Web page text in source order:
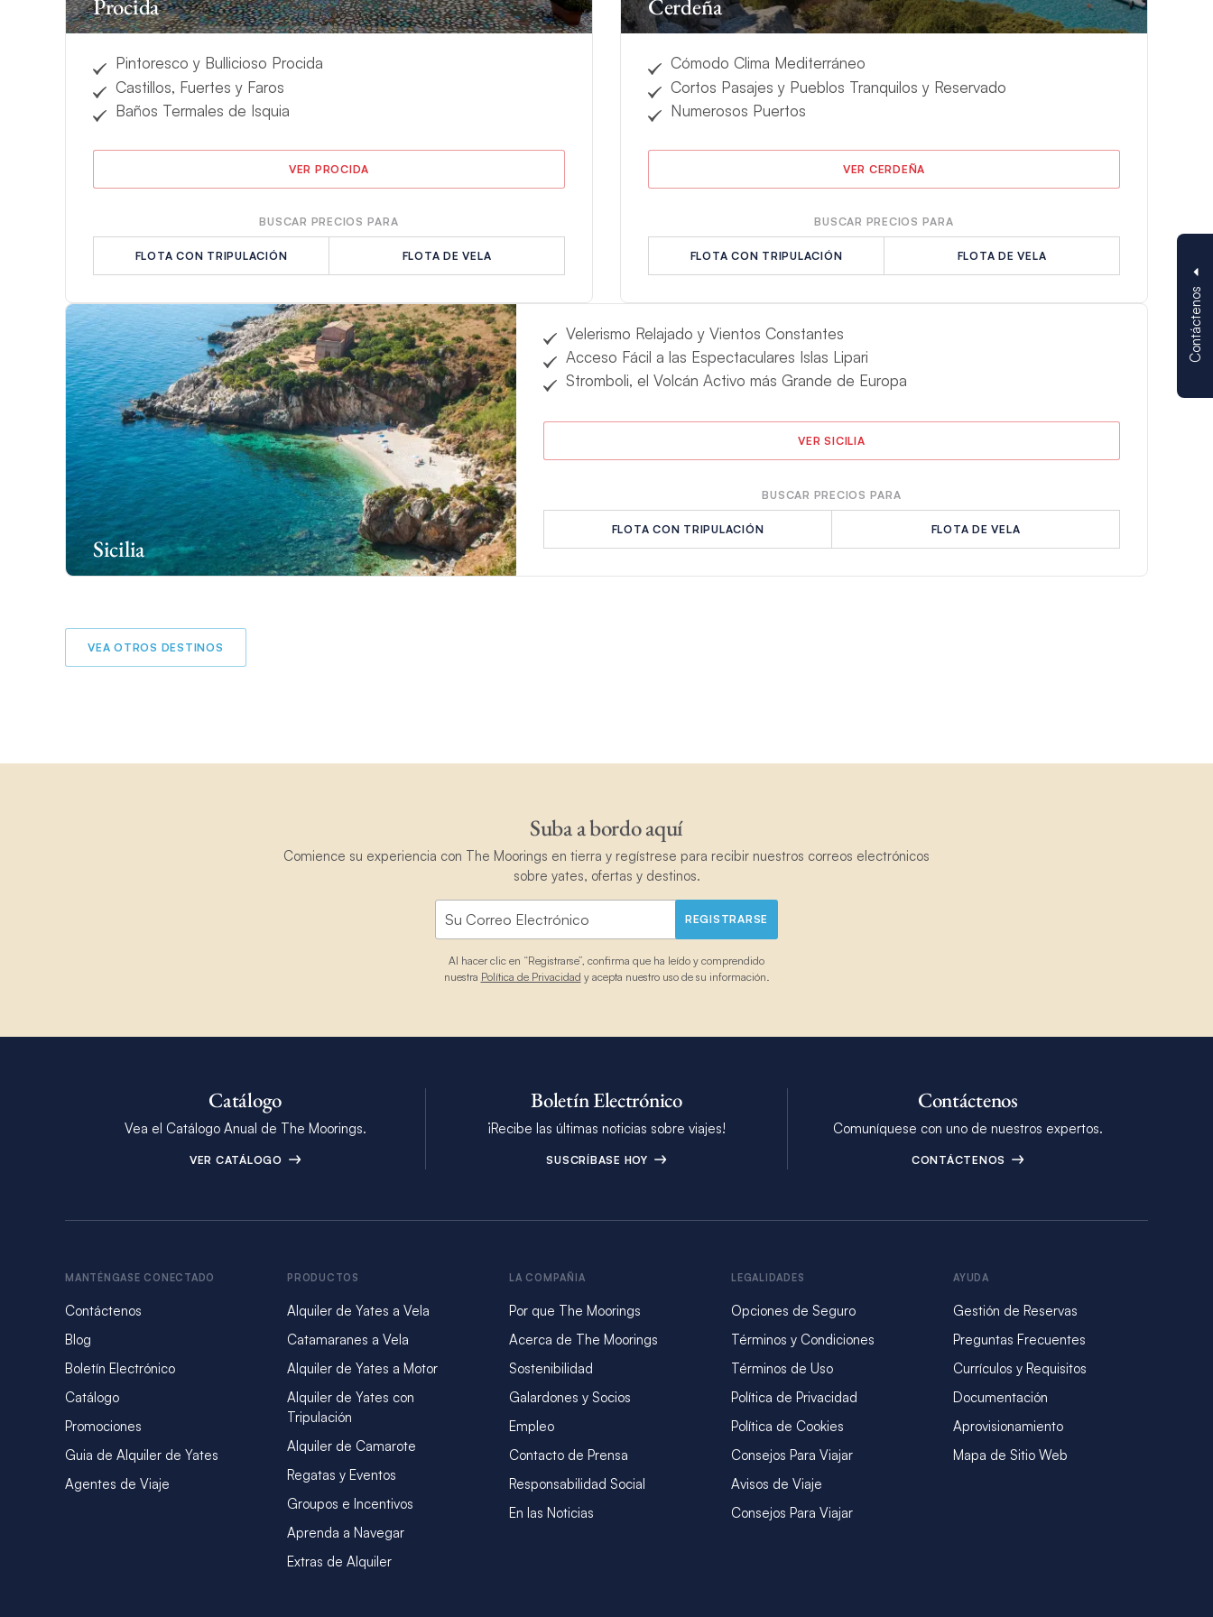
Contáctenos
Procida
Pintoresco y Bullicioso Procida
Castillos, Fuertes y Faros
Baños Termales de Isquia
VER PROCIDA
BUSCAR PRECIOS PARA
FLOTA CON TRIPULACIÓN FLOTA DE VELA
Cerdeña
Cómodo Clima Mediterráneo
Cortos Pasajes y Pueblos Tranquilos y Reservado
Numerosos Puertos
VER CERDEÑA
BUSCAR PRECIOS PARA
FLOTA CON TRIPULACIÓN FLOTA DE VELA
Sicilia
Velerismo Relajado y Vientos Constantes
Acceso Fácil a las Espectaculares Islas Lipari
Stromboli, el Volcán Activo más Grande de Europa
VER SICILIA
BUSCAR PRECIOS PARA
FLOTA CON TRIPULACIÓN FLOTA DE VELA
VEA OTROS DESTINOS
Suba a bordo aquí
Comience su experiencia con The Moorings en tierra y regístrese para recibir nuestros correos electrónicos
sobre yates, ofertas y destinos.
REGISTRARSE
Al hacer clic en “Registrarse”, confirma que ha leído y comprendido
nuestra Política de Privacidad y acepta nuestro uso de su información.
Catálogo
Vea el Catálogo Anual de The Moorings.
VER CATÁLOGO
Boletín Electrónico
¡Recibe las últimas noticias sobre viajes!
SUSCRÍBASE HOY
Contáctenos
Comuníquese con uno de nuestros expertos.
CONTÁCTENOS
MANTÉNGASE CONECTADO
Contáctenos
Blog
Boletín Electrónico
Catálogo
Promociones
Guia de Alquiler de Yates
Agentes de Viaje
PRODUCTOS
Alquiler de Yates a Vela
Catamaranes a Vela
Alquiler de Yates a Motor
Alquiler de Yates con
Tripulación
Alquiler de Camarote
Regatas y Eventos
Groupos e Incentivos
Aprenda a Navegar
Extras de Alquiler
LA COMPAÑIA
Por que The Moorings
Acerca de The Moorings
Sostenibilidad
Galardones y Socios
Empleo
Contacto de Prensa
Responsabilidad Social
En las Noticias
LEGALIDADES
Opciones de Seguro
Términos y Condiciones
Términos de Uso
Política de Privacidad
Política de Cookies
Consejos Para Viajar
Avisos de Viaje
Consejos Para Viajar
AYUDA
Gestión de Reservas
Preguntas Frecuentes
Currículos y Requisitos
Documentación
Aprovisionamiento
Mapa de Sitio Web